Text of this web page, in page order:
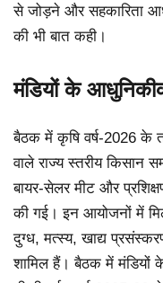
से जोड़ने और सहकारिता
की भी बात कही।
मंडियों के
बैठक में कृषि वर्ष-2026 के
वाले राज्य स्तरीय किसान
बायर-सेलर मीट और
की गई। इन आयोजनों में
दुग्ध, मत्स्य, खाद्य
शामिल हैं। बैठक में मंडियों